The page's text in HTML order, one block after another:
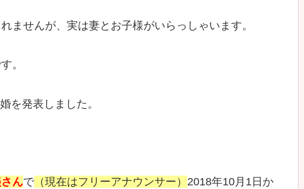
ませんが、実は妻とお子様がいらっしゃいます。
。
を発表しました。
んで （現在はフリーアナウンサー） 2018年10月1日か